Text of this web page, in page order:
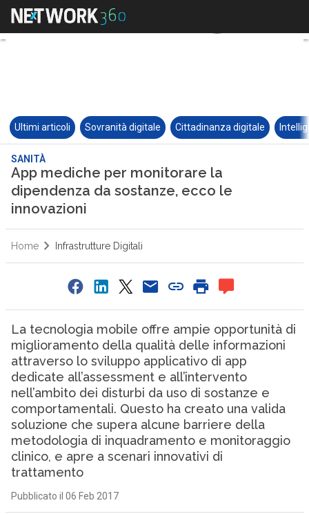
Ultimi articoli Sovranità digitale Cittadinanza digitale
SANITÀ
App mediche per monitorare la
dipendenza da sostanze, ecco le
innovazioni
Home Infrastrutture Digitali
La tecnologia mobile offre ampie opportunità di
miglioramento della qualità delle informazioni
attraverso lo sviluppo applicativo di app
dedicate all’assessment e all’intervento
nell’ambito dei disturbi da uso di sostanze e
comportamentali. Questo ha creato una valida
soluzione che supera alcune barriere della
metodologia di inquadramento e monitoraggio
clinico, e apre a scenari innovativi di
trattamento
Pubblicato il 06 Feb 2017